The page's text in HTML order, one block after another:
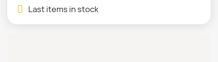
Last items in stock